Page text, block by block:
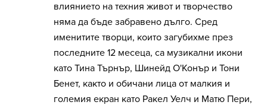
влиянието на техния живот и творчество
няма да бъде забравено дълго. Сред
именитите творци, които загубихме през
последните 12 месеца, са музикални икони
като Тина Търнър, Шинейд О'Конър и Тони
Бенет, както и обичани лица от малкия и
големия екран като Ракел Уелч и Матю Пери,